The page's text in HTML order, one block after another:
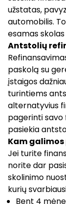
užstatas,
automobilis.
esamas
Antstolių
paskolą su
įstaigos
turintiems
alternatyvius
pagerinti savo
pasiekia
Kam
Jei turite
norite dar
skolinimo
kurių
Bent 4